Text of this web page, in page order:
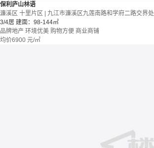
保利庐山林语
濂溪区 十里片区 | 九江市濂溪区九莲南路和学府二路交界处
3/4居 建面：98-144㎡
品牌地产 环境优美 购物方便 商业商铺
均价6900 元/㎡